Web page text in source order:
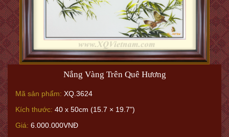
Nắng Vàng Trên Quê Hương
Mã sản phẩm: XQ.3624
Kích thước: 40 x 50cm (15.7 × 19.7")
Giá: 6.000.000VNĐ